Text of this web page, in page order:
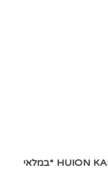
לוח גרפי HUION KAMVAS PRO 4K 16 PLUS GT1562 *במלאי